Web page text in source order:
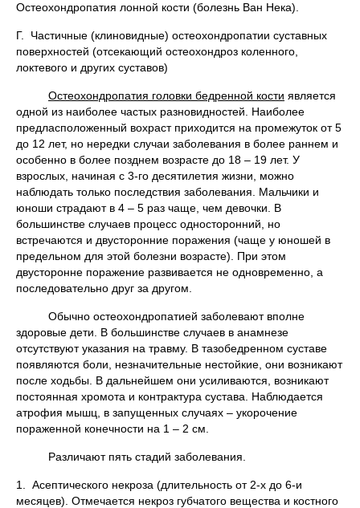
Остеохондропатия лонной кости (болезнь Ван Нека).
Г. Частичные (клиновидные) остеохондропатии суставных
поверхностей (отсекающий остеохондроз коленного,
локтевого и других суставов)
Остеохондропатия головки бедренной кости является
одной из наиболее частых разновидностей. Наиболее
предласположенный вохраст приходится на промежуток от 5
до 12 лет, но нередки случаи заболевания в более раннем и
особенно в более позднем возрасте до 18 – 19 лет. У
взрослых, начиная с 3-го десятилетия жизни, можно
наблюдать только последствия заболевания. Мальчики и
юноши страдают в 4 – 5 раз чаще, чем девочки. В
большинстве случаев процесс односторонний, но
встречаются и двусторонние поражения (чаще у юношей в
предельном для этой болезни возрасте). При этом
двусторонне поражение развивается не одновременно, а
последовательно друг за другом.
Обычно остеохондропатией заболевают вполне
здоровые дети. В большинстве случаев в анамнезе
отсутствуют указания на травму. В тазобедренном суставе
появляются боли, незначительные нестойкие, они возникают
после ходьбы. В дальнейшем они усиливаются, возникают
постоянная хромота и контрактура сустава. Наблюдается
атрофия мышц, в запущенных случаях – укорочение
пораженной конечности на 1 – 2 см.
Различают пять стадий заболевания.
1. Асептического некроза (длительность от 2-х до 6-и
месяцев). Отмечается некроз губчатого вещества и костного